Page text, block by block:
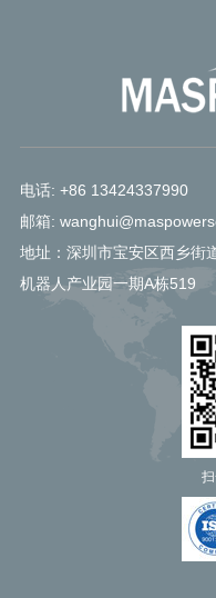
电话: +86 13424337990
邮箱:
地址：深圳市宝安区西乡街
机器人产业园一期A栋519